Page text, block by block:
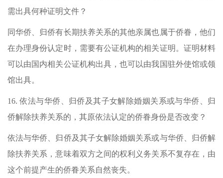
需出具何种证明文件？
同华侨、归侨有长期扶养关系的其他亲属也属于侨眷，他们
在办理身份认定时，需要有公证机构的相关证明。证明材料
可以由国内相关公证机构出具，也可以由我国驻外使馆或领
馆出具。
16.依法与华侨、归侨及其子女解除婚姻关系或与华侨、归
侨解除扶养关系的，其原依法认定的侨眷身份是否改变？
依法与华侨、归侨及其子女解除婚姻关系或与华侨、归侨解
除扶养关系，意味着双方之间的权利义务关系不复存在，由
这个前提产生的侨眷关系自然丧失。